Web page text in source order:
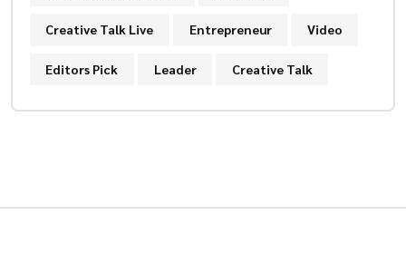
Creative Talk Live Entrepreneur Video
Editors Pick Leader Creative Talk